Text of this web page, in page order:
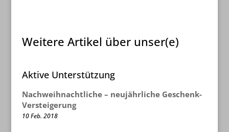
Weitere Artikel über unser(e)
Aktive Unterstützung
Nachweihnachtliche – neujährliche Geschenk-
Versteigerung
10 Feb. 2018